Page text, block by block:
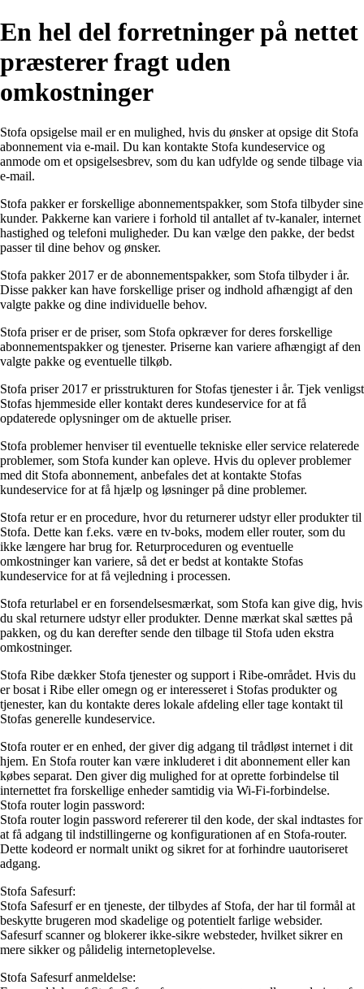
En hel del forretninger på nettet
præsterer fragt uden
omkostninger
Stofa opsigelse mail er en mulighed, hvis du ønsker at opsige dit Stofa
abonnement via e-mail. Du kan kontakte Stofa kundeservice og
anmode om et opsigelsesbrev, som du kan udfylde og sende tilbage via
e-mail.
Stofa pakker er forskellige abonnementspakker, som Stofa tilbyder sine
kunder. Pakkerne kan variere i forhold til antallet af tv-kanaler, internet
hastighed og telefoni muligheder. Du kan vælge den pakke, der bedst
passer til dine behov og ønsker.
Stofa pakker 2017 er de abonnementspakker, som Stofa tilbyder i år.
Disse pakker kan have forskellige priser og indhold afhængigt af den
valgte pakke og dine individuelle behov.
Stofa priser er de priser, som Stofa opkræver for deres forskellige
abonnementspakker og tjenester. Priserne kan variere afhængigt af den
valgte pakke og eventuelle tilkøb.
Stofa priser 2017 er prisstrukturen for Stofas tjenester i år. Tjek venligst
Stofas hjemmeside eller kontakt deres kundeservice for at få
opdaterede oplysninger om de aktuelle priser.
Stofa problemer henviser til eventuelle tekniske eller service relaterede
problemer, som Stofa kunder kan opleve. Hvis du oplever problemer
med dit Stofa abonnement, anbefales det at kontakte Stofas
kundeservice for at få hjælp og løsninger på dine problemer.
Stofa retur er en procedure, hvor du returnerer udstyr eller produkter til
Stofa. Dette kan f.eks. være en tv-boks, modem eller router, som du
ikke længere har brug for. Returproceduren og eventuelle
omkostninger kan variere, så det er bedst at kontakte Stofas
kundeservice for at få vejledning i processen.
Stofa returlabel er en forsendelsesmærkat, som Stofa kan give dig, hvis
du skal returnere udstyr eller produkter. Denne mærkat skal sættes på
pakken, og du kan derefter sende den tilbage til Stofa uden ekstra
omkostninger.
Stofa Ribe dækker Stofa tjenester og support i Ribe-området. Hvis du
er bosat i Ribe eller omegn og er interesseret i Stofas produkter og
tjenester, kan du kontakte deres lokale afdeling eller tage kontakt til
Stofas generelle kundeservice.
Stofa router er en enhed, der giver dig adgang til trådløst internet i dit
hjem. En Stofa router kan være inkluderet i dit abonnement eller kan
købes separat. Den giver dig mulighed for at oprette forbindelse til
internettet fra forskellige enheder samtidig via Wi-Fi-forbindelse.
Stofa router login password:
Stofa router login password refererer til den kode, der skal indtastes for
at få adgang til indstillingerne og konfigurationen af en Stofa-router.
Dette kodeord er normalt unikt og sikret for at forhindre uautoriseret
adgang.
Stofa Safesurf:
Stofa Safesurf er en tjeneste, der tilbydes af Stofa, der har til formål at
beskytte brugeren mod skadelige og potentielt farlige websider.
Safesurf scanner og blokerer ikke-sikre websteder, hvilket sikrer en
mere sikker og pålidelig internetoplevelse.
Stofa Safesurf anmeldelse: